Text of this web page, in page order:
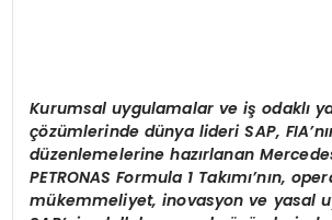
Kurumsal uygulamalar ve işodaklı
çözümlerinde dünya lideri SAP, FIA’nı
düzenlemelerine hazırlanan
PETRONAS Formula 1 Takımı’nın,
mükemmeliyet, inovasyon ve yasal